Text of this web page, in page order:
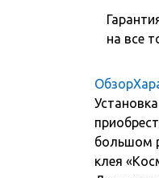
на все
Обзор
большом
клея